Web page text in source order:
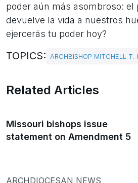
poder aún más asombroso: el
devuelve la vida a nuestros
ejercerás tu poder hoy?
TOPICS: ARCHBISHOP MITCHELL T.
Related Articles
Missouri bishops issue
statement on Amendment 5
ARCHDIOCESAN NEWS